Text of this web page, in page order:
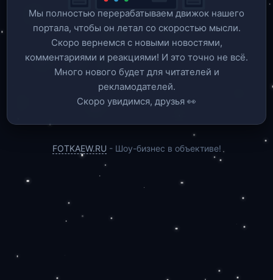
Мы полностью перерабатываем движок нашего
портала, чтобы он летал со скоростью мысли.
Скоро вернемся c новыми новостями,
комментариями и реакциями! И это точно не всё.
Много нового будет для читателей и
рекламодателей.
Скоро увидимся, друзья 👀
FOTKAEW.RU - Шоу-бизнес в объективе!